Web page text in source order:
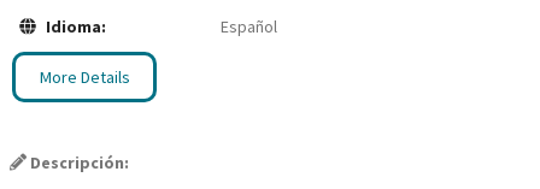
Idioma:
Español
More Details
Descripción: